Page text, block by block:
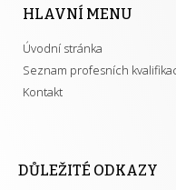
HLAVNÍ MENU
Úvodní stránka
Seznam profesních
Kontakt
DŮLEŽITÉ ODKAZY